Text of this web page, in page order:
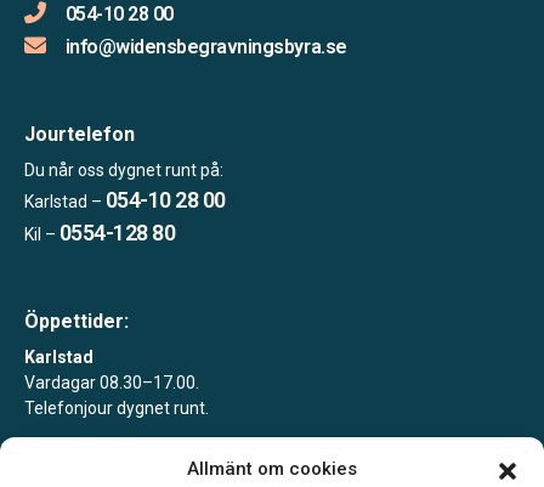
Allmänt om cookies
054-10 28 00
info@widensbegravningsbyra.se
Jourtelefon
Du når oss dygnet runt på:
Karlstad – 054-10 28 00
Kil – 0554-128 80
Öppettider:
Karlstad
Vardagar 08.30–17.00.
Telefonjour dygnet runt.